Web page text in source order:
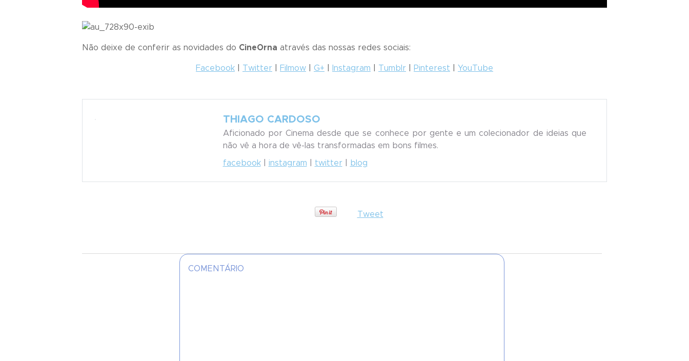
Não deixe de conferir as novidades do CineOrna através das nossas redes sociais:
Facebook Twitter Filmow G+ Instagram Tumblr Pinterest YouTube
THIAGO CARDOSO
Aficionado por Cinema desde que se conhece por gente e um colecionador de ideias que
não vê a hora de vê-las transformadas em bons filmes.
facebook| instagram twitter| blog
Tweet